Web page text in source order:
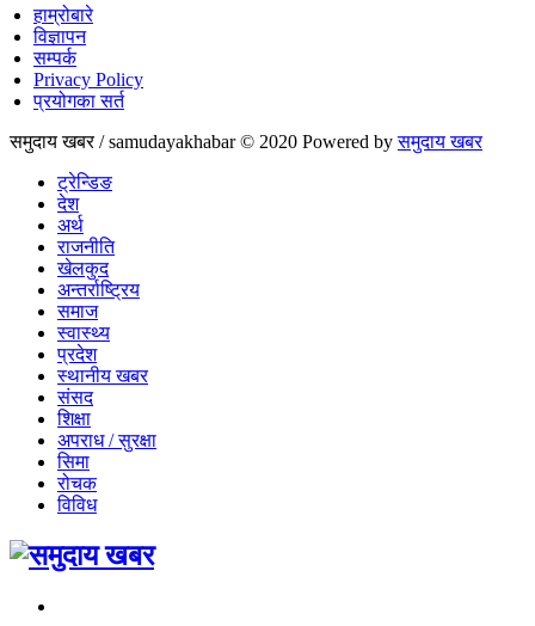
हाम्रोबारे
विज्ञापन
सम्पर्क
Privacy Policy
प्रयोगका सर्त
समुदाय खबर / samudayakhabar © 2020 Powered byसमुदाय खबर
ट्रेन्डिङ
देश
अर्थ
राजनीति
खेलकुद
अन्तर्राष्ट्रिय
समाज
स्वास्थ्य
प्रदेश
स्थानीय खबर
संसद
शिक्षा
अपराध / सुरक्षा
सिमा
रोचक
विविध